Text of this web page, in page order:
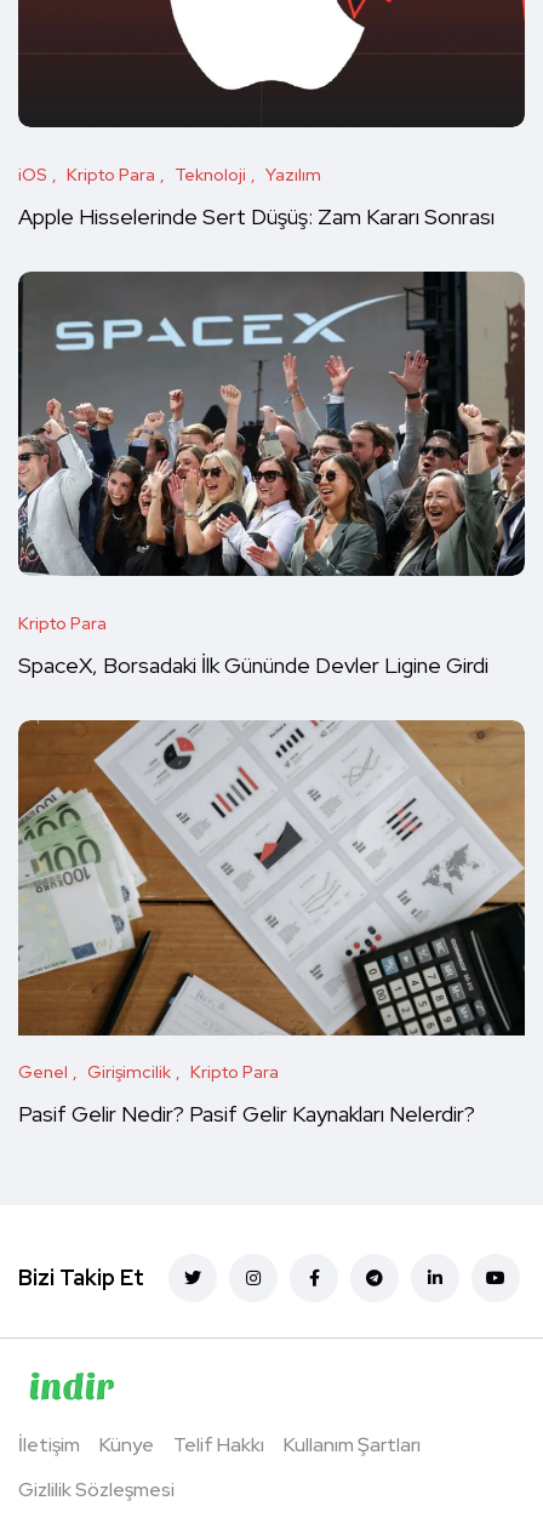
iOS Kripto Para Teknoloji Yazılım
Apple Hisselerinde Sert Düşüş: Zam Kararı Sonrası
Kripto Para
SpaceX, Borsadaki İlk Gününde Devler Ligine Girdi
Genel Girişimcilik Kripto Para
Pasif Gelir Nedir? Pasif Gelir Kaynakları Nelerdir?
Bizi Takip Et
İletişim Künye Telif Hakkı
Kullanım Şartları
Gizlilik Sözleşmesi